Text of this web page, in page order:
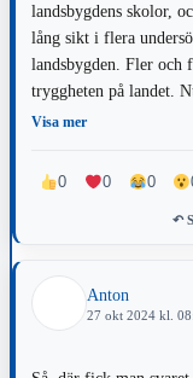
landsbygdens skolor, och man ser även
lång sikt i flera undersökningar. Det
landsbygden. Fler och fler barnfamiljer väljer att
tryggheten på landet. Nu är det ju så att elevantalet sjunkit inne i
Värnamo ni blev varnade om att inte bygga fler skolor inne i
på att minska inne i stan nu.
till trygghetsboende.
Visa mer
0 0 0
↶
Anton
27 okt 2024 kl.